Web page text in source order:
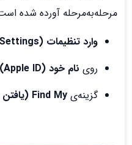
مرحله‌به‌مرحله آورده شده
وارد تنظیمات (Settings) شوید.
روی نام خود (Apple ID)
گزینه‌ی Find My (یافتن من)